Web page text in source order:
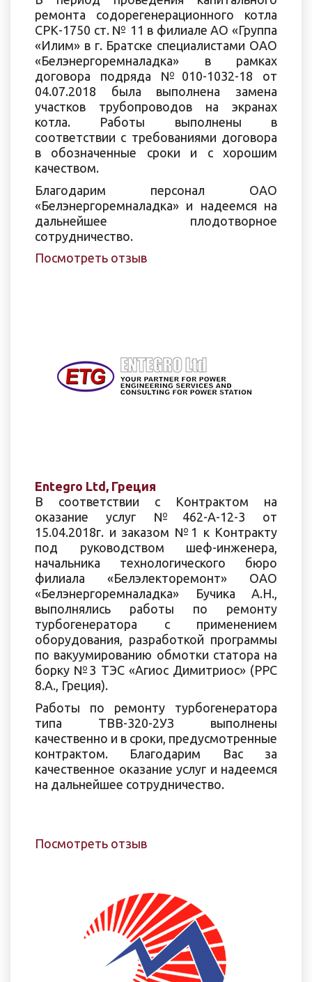
ремонта содорегенерационного котла
СРК-1750 ст. № 11 в филиале АО «Группа
«Илим» в г. Братске специалистами ОАО
«Белэнергоремналадка» в рамках
договора подряда №010-1032-18 от
04.07.2018 была выполнена замена
участков трубопроводов на экранах
котла. Работы выполнены в
соответствии с требованиями договора
в обозначенные сроки и с хорошим
качеством.
Благодарим персонал ОАО
«Белэнергоремналадка» и надеемся на
дальнейшее плодотворное
сотрудничество.
Посмотреть отзыв
Entegro Ltd, Греция
В соответствии с Контрактом на
оказание услуг №462-А-12-3 от
15.04.2018г. и заказом №1 к Контракту
под руководством шеф-инженера,
начальника технологического бюро
филиала «Белэлекторемонт» ОАО
«Белэнергоремналадка» Бучика А.Н.,
выполнялись работы по ремонту
турбогенератора с применением
оборудования, разработкой программы
по вакуумированию обмотки статора на
борку №3 ТЭС «Агиос Димитриос» (РРС
8.А., Греция).
Работы по ремонту турбогенератора
типа ТВВ-320-2УЗ выполнены
качественно и в сроки, предусмотренные
контрактом. Благодарим Вас за
качественное оказание услуг и надеемся
на дальнейшее сотрудничество.
Посмотреть отзыв